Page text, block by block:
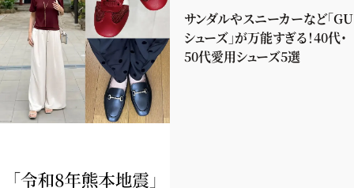
サンダルやスニーカーなど「GU
シューズ」が万能すぎる！40代・
50代愛用シューズ5選